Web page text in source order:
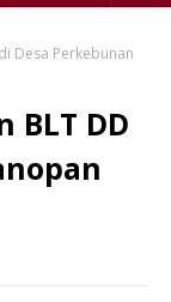
Desa Perkebunan
BLT DD